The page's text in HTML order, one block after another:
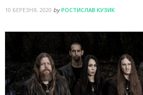
10 БЕРЕЗНЯ, 2020 by РОСТИСЛАВ КУЗИК